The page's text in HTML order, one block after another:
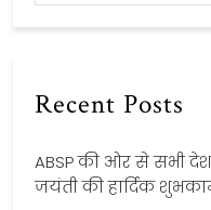
Recent Posts
ABSP की ओर से सभी
जयंती की हार्दिक